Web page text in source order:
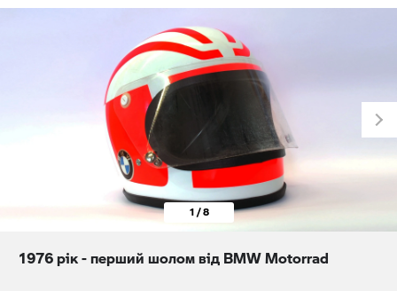
1976 рік - перший шолом від BMW Motorrad
1 / 8